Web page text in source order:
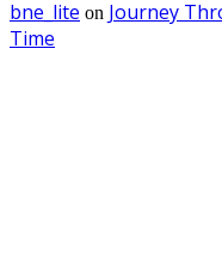
bne_lite on Journey
Time